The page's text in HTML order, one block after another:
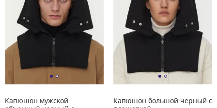
Капюшон мужской
Капюшон большой черный с